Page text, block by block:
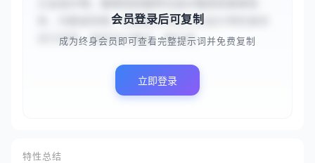
务、问题或场景，你需要以专业工业设计师的身份
进行回答，提供设计概念、建议或...
会员登录后可复制
成为终身会员即可查看完整提示词并免费复制
立即登录
特性总结